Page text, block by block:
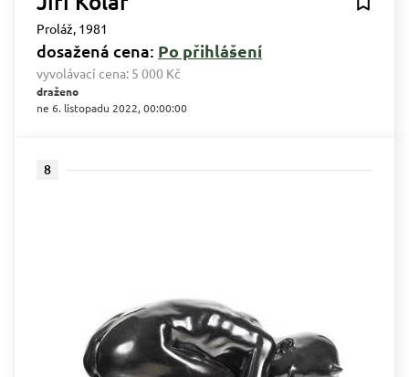
Proláž, 1981
dosažená cena: Po přihlášení
vyvolávací cena: 5 000 Kč
draženo
ne 6. listopadu 2022, 00:00:00
8